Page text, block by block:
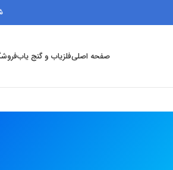
صفحه اصلیفلزیاب و گنج یاب